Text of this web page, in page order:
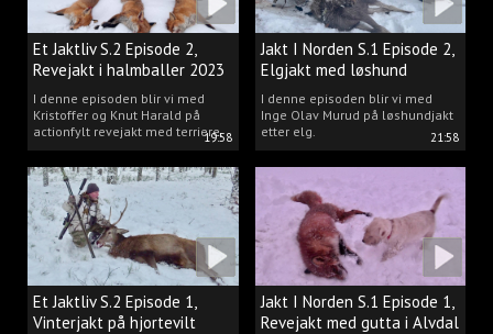
19:58
Et Jaktliv S.2 Episode 2,
Revejakt i halmballer 2023
I denne episoden blir vi med
Kristoffer og Knut Harald på
actionfylt revejakt med terriere.
21:58
Jakt I Norden S.1 Episode 2,
Elgjakt med løshund
I denne episoden blir vi med
Inge Olav Murud på løshundjakt
etter elg.
Et Jaktliv S.2 Episode 1,
Vinterjakt på hjortevilt
Jakt I Norden S.1 Episode 1,
Revejakt med gutta i Alvdal